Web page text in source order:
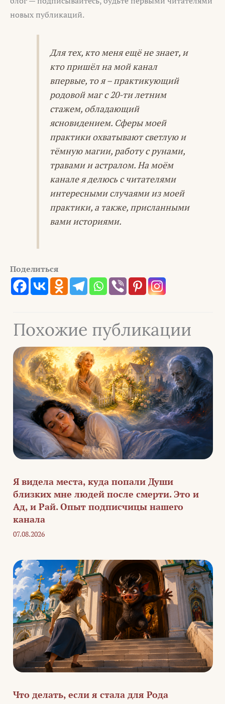
новых публикаций.
Для тех, кто меня ещё не знает, и
кто пришёл на мой канал
впервые, то я – практикующий
родовой маг с 20-ти летним
стажем, обладающий
ясновидением. Сферы моей
практики охватывают светлую и
тёмную магии, работу с рунами,
травами и астралом. На моём
канале я делюсь с читателями
интересными случаями из моей
практики, а также, присланными
вами историями.
Поделиться
Похожие публикации
Я видела места, куда попали Души
близких мне людей после смерти. Это и
Ад, и Рай. Опыт подписчицы нашего
канала
07.08.2026
Что делать, если я стала для Рода